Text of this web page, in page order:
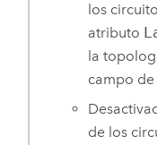
los
atributo
la
campo
de los